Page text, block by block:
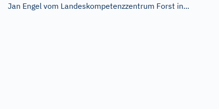
Jan Engel vom Landeskompetenzzentrum Forst in...